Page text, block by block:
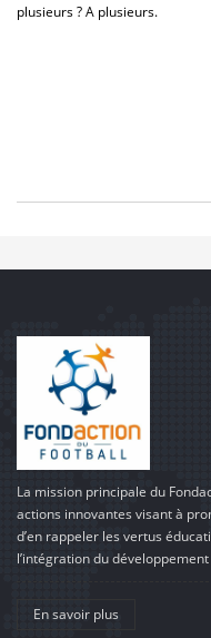
plusieurs ? A plusieurs.
La mission principale du
actions innovantes visant à
d’en rappeler les vertus
l’intégration du
En savoir plus